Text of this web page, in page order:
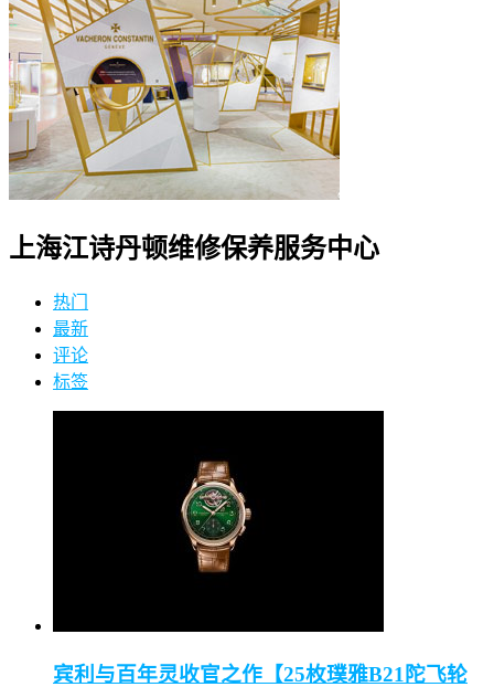
上海江诗丹顿维修保养服务中心
热门
最新
评论
标签
宾利与百年灵收官之作【25枚璞雅B21陀飞轮